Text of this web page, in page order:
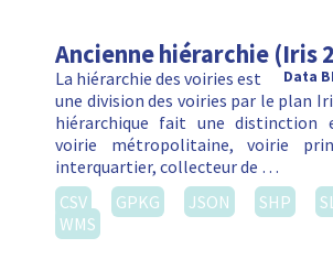
Ancienne hiérarchie (Iris
Data
La hiérarchie des voiries est
une division des voiries par le plan
hiérarchique fait une distinction
voirie métropolitaine, voirie
interquartier, collecteur de …
CSV
GPKG JSON SHP
WMS